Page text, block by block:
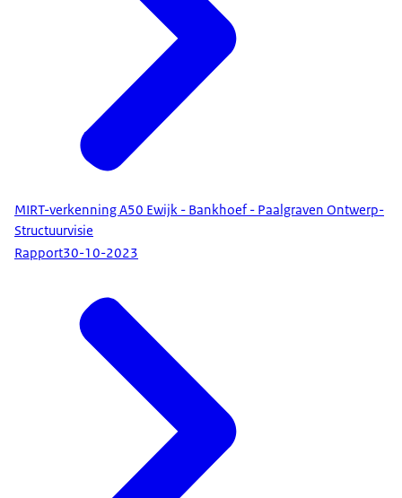
MIRT-verkenning A50 Ewijk - Bankhoef - Paalgraven Ontwerp-
Structuurvisie
Rapport30-10-2023